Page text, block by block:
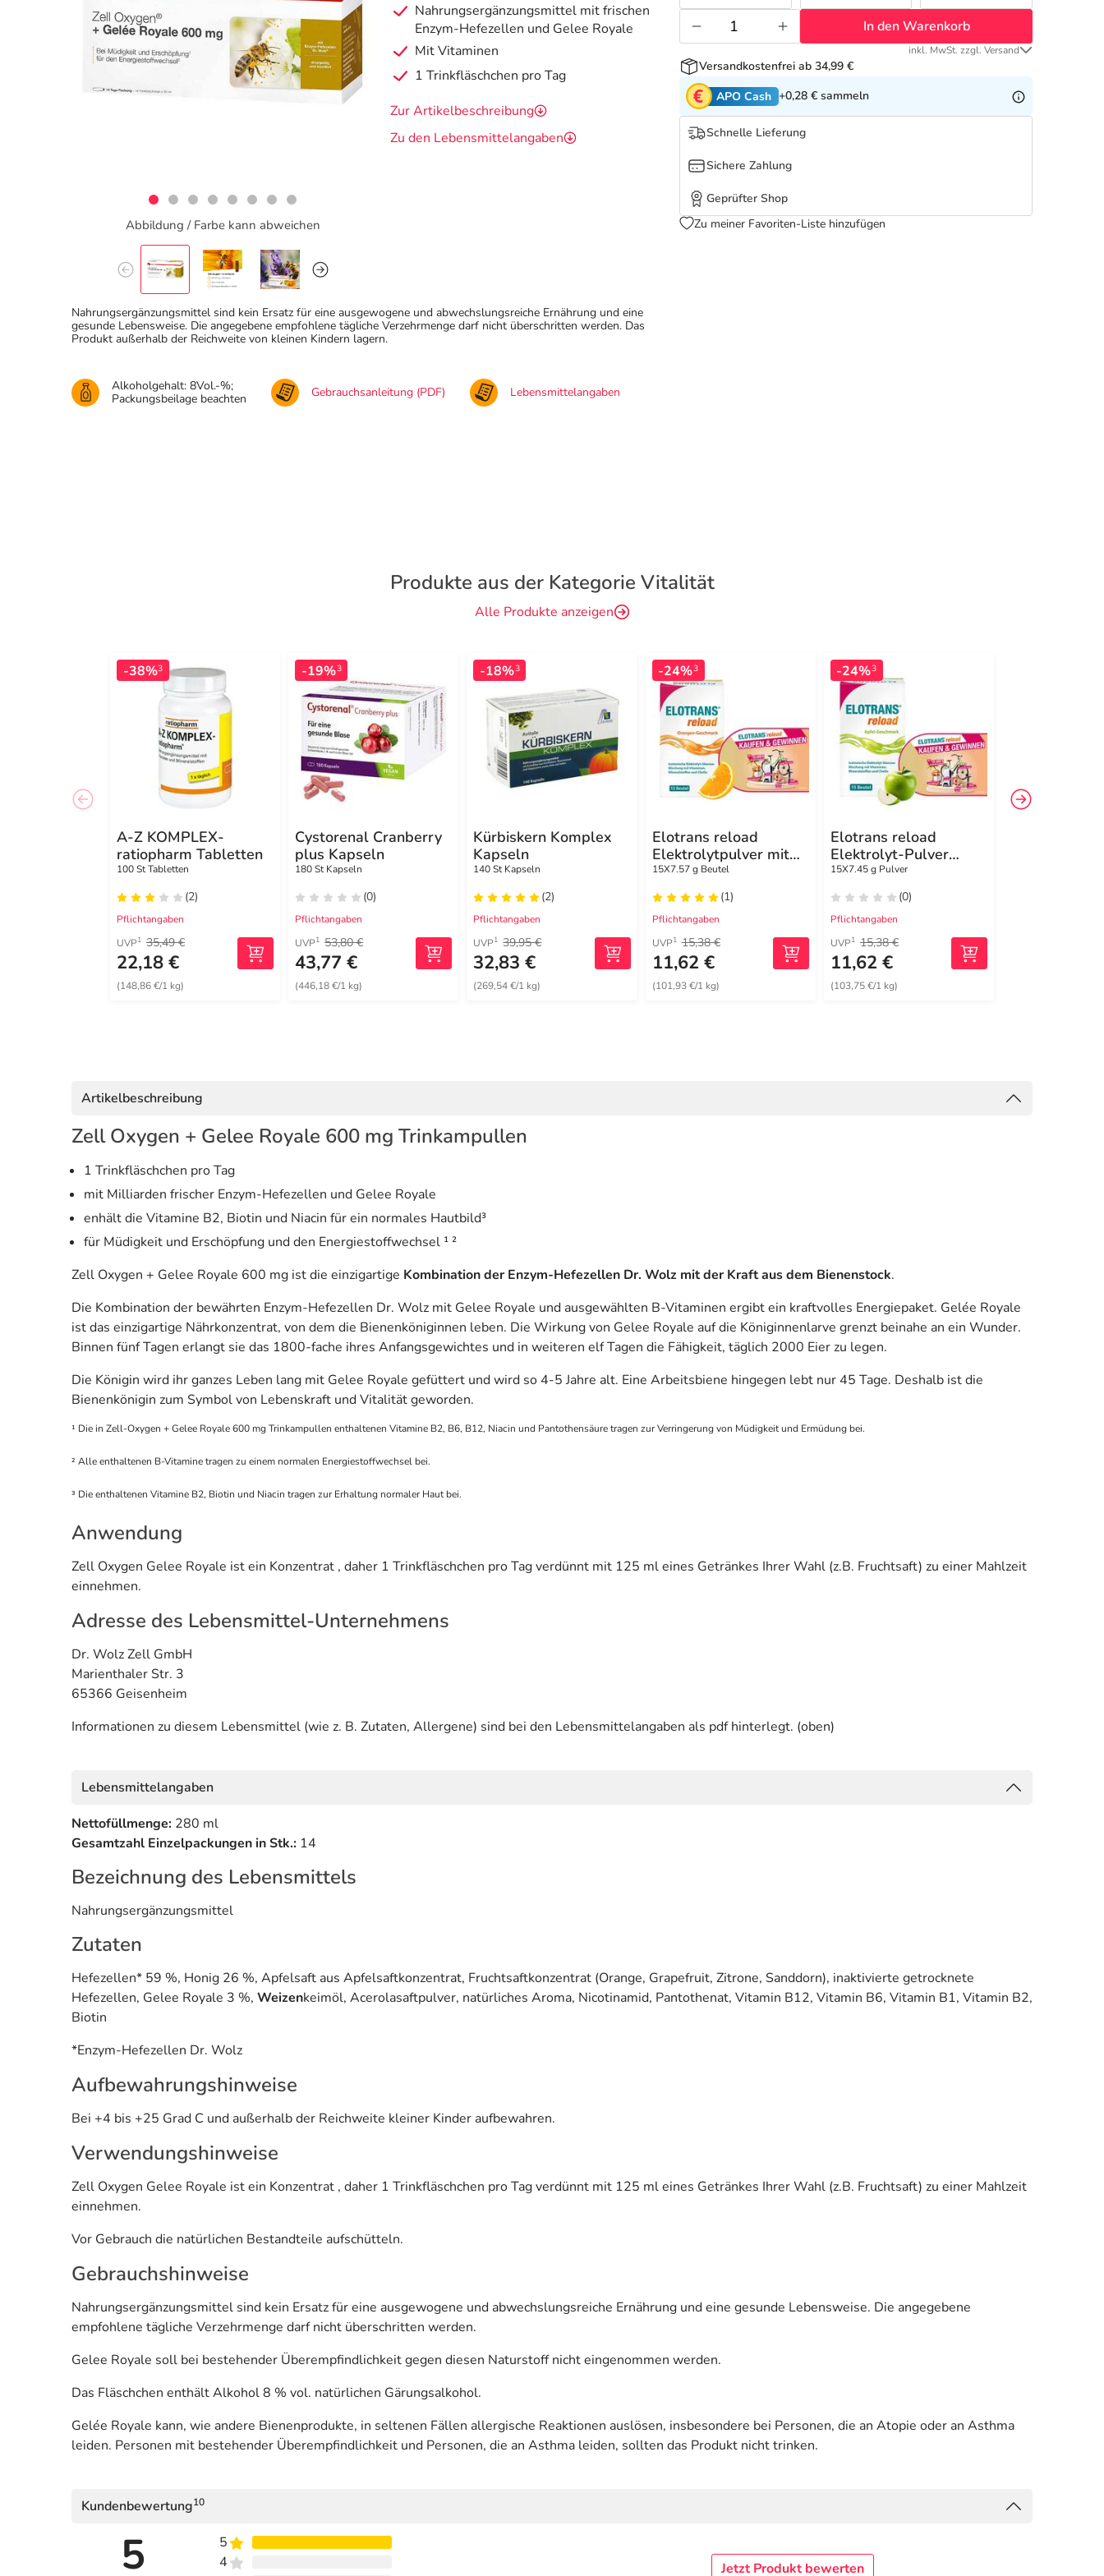
Abbildung / Farbe kann abweichen
Nahrungsergänzungsmittel mit frischen
Enzym-Hefezellen und Gelee Royale
Mit Vitaminen
1 Trinkfläschchen pro Tag
Zur Artikelbeschreibung
Zu den Lebensmittelangaben
In den Warenkorb
inkl. MwSt. zzgl. Versand
Versandkostenfrei ab 34,99 €
APO Cash +0,28 € sammeln
Schnelle Lieferung
Sichere Zahlung
Geprüfter Shop
Zu meiner Favoriten-Liste hinzufügen
Nahrungsergänzungsmittel sind kein Ersatz für eine ausgewogene und abwechslungsreiche Ernährung und eine
gesunde Lebensweise. Die angegebene empfohlene tägliche Verzehrmenge darf nicht überschritten werden. Das
Produkt außerhalb der Reichweite von kleinen Kindern lagern.
Alkoholgehalt: 8Vol.-%;
Packungsbeilage beachten
Gebrauchsanleitung (PDF) Lebensmittelangaben
Produkte aus der Kategorie Vitalität
Alle Produkte anzeigen
-38%3
A-Z KOMPLEX-
ratiopharm Tabletten
100 St Tabletten
(2)
Pflichtangaben
UVP1 35,49 €
22,18 €
(148,86 €/1 kg)
-19%3
Cystorenal Cranberry
plus Kapseln
180 St Kapseln
(0)
Pflichtangaben
UVP1 53,80 €
43,77 €
(446,18 €/1 kg)
-18%3
Kürbiskern Komplex
Kapseln
140 St Kapseln
(2)
Pflichtangaben
UVP1 39,95 €
32,83 €
(269,54 €/1 kg)
-24%3
Elotrans reload
Elektrolytpulver mit
Vitaminen
15X7.57 g Beutel
(1)
Pflichtangaben
UVP1 15,38 €
11,62 €
(101,93 €/1 kg)
-24%3
Elotrans reload
Elektrolyt-Pulver
Apfel Beutel
15X7.45 g Pulver
(0)
Pflichtangaben
UVP1 15,38 €
11,62 €
(103,75 €/1 kg)
Artikelbeschreibung
Zell Oxygen + Gelee Royale 600 mg Trinkampullen
1 Trinkfläschchen pro Tag
mit Milliarden frischer Enzym-Hefezellen und Gelee Royale
enhält die Vitamine B2, Biotin und Niacin für ein normales Hautbild³
für Müdigkeit und Erschöpfung und den Energiestoffwechsel ¹ ²
Zell Oxygen + Gelee Royale 600 mg ist die einzigartige Kombination der Enzym-Hefezellen Dr. Wolz mit der Kraft aus dem Bienenstock.
Die Kombination der bewährten Enzym-Hefezellen Dr. Wolz mit Gelee Royale und ausgewählten B-Vitaminen ergibt ein kraftvolles Energiepaket. Gelée Royale
ist das einzigartige Nährkonzentrat, von dem die Bienenköniginnen leben. Die Wirkung von Gelee Royale auf die Königinnenlarve grenzt beinahe an ein Wunder.
Binnen fünf Tagen erlangt sie das 1800-fache ihres Anfangsgewichtes und in weiteren elf Tagen die Fähigkeit, täglich 2000 Eier zu legen.
Die Königin wird ihr ganzes Leben lang mit Gelee Royale gefüttert und wird so 4-5 Jahre alt. Eine Arbeitsbiene hingegen lebt nur 45 Tage. Deshalb ist die
Bienenkönigin zum Symbol von Lebenskraft und Vitalität geworden.
¹ Die in Zell-Oxygen + Gelee Royale 600 mg Trinkampullen enthaltenen Vitamine B2, B6, B12, Niacin und Pantothensäure tragen zur Verringerung von Müdigkeit und Ermüdung bei.
² Alle enthaltenen B-Vitamine tragen zu einem normalen Energiestoffwechsel bei.
³ Die enthaltenen Vitamine B2, Biotin und Niacin tragen zur Erhaltung normaler Haut bei.
Anwendung
Zell Oxygen Gelee Royale ist ein Konzentrat , daher 1 Trinkfläschchen pro Tag verdünnt mit 125 ml eines Getränkes Ihrer Wahl (z.B. Fruchtsaft) zu einer Mahlzeit
einnehmen.
Adresse des Lebensmittel-Unternehmens
Dr. Wolz Zell GmbH
Marienthaler Str. 3
65366 Geisenheim
Informationen zu diesem Lebensmittel (wie z. B. Zutaten, Allergene) sind bei den Lebensmittelangaben als pdf hinterlegt. (oben)
Lebensmittelangaben
Nettofüllmenge: 280 ml
Gesamtzahl Einzelpackungen in Stk.: 14
Bezeichnung des Lebensmittels
Nahrungsergänzungsmittel
Zutaten
Hefezellen* 59 %, Honig 26 %, Apfelsaft aus Apfelsaftkonzentrat, Fruchtsaftkonzentrat (Orange, Grapefruit, Zitrone, Sanddorn), inaktivierte getrocknete
Hefezellen, Gelee Royale 3 %, Weizenkeimöl, Acerolasaftpulver, natürliches Aroma, Nicotinamid, Pantothenat, Vitamin B12, Vitamin B6, Vitamin B1, Vitamin B2,
Biotin
*Enzym-Hefezellen Dr. Wolz
Aufbewahrungshinweise
Bei +4 bis +25 Grad C und außerhalb der Reichweite kleiner Kinder aufbewahren.
Verwendungshinweise
Zell Oxygen Gelee Royale ist ein Konzentrat , daher 1 Trinkfläschchen pro Tag verdünnt mit 125 ml eines Getränkes Ihrer Wahl (z.B. Fruchtsaft) zu einer Mahlzeit
einnehmen.
Vor Gebrauch die natürlichen Bestandteile aufschütteln.
Gebrauchshinweise
Nahrungsergänzungsmittel sind kein Ersatz für eine ausgewogene und abwechslungsreiche Ernährung und eine gesunde Lebensweise. Die angegebene
empfohlene tägliche Verzehrmenge darf nicht überschritten werden.
Gelee Royale soll bei bestehender Überempfindlichkeit gegen diesen Naturstoff nicht eingenommen werden.
Das Fläschchen enthält Alkohol 8 % vol. natürlichen Gärungsalkohol.
Gelée Royale kann, wie andere Bienenprodukte, in seltenen Fällen allergische Reaktionen auslösen, insbesondere bei Personen, die an Atopie oder an Asthma
leiden. Personen mit bestehender Überempfindlichkeit und Personen, die an Asthma leiden, sollten das Produkt nicht trinken.
Kundenbewertung10
5
5
4
Jetzt Produkt bewerten